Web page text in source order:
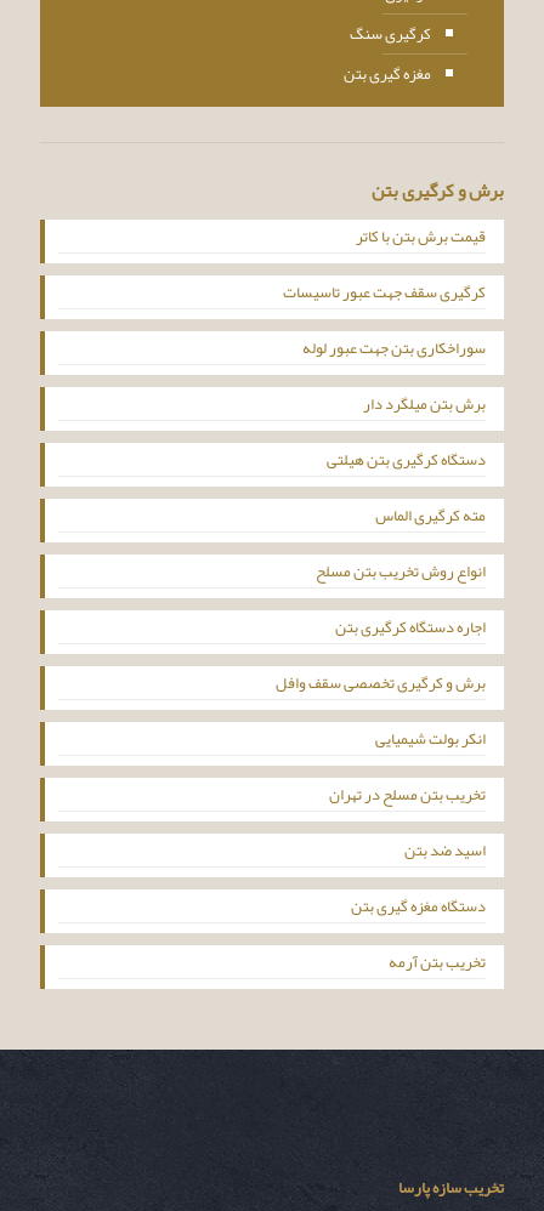
کرگیری سنگ
مغزه گیری بتن
برش و کرگیری بتن
قیمت برش بتن با کاتر
کرگیری سقف جهت عبور تاسیسات
سوراخکاری بتن جهت عبور لوله
برش بتن میلگرد دار
دستگاه کرگیری بتن هیلتی
مته کرگیری الماس
انواع روش تخریب بتن مسلح
اجاره دستگاه کرگیری بتن
برش و کرگیری تخصصی سقف وافل
انکر بولت شیمیایی
تخریب بتن مسلح در تهران
اسید ضد بتن
دستگاه مغزه گیری بتن
تخریب بتن آرمه
تخریب سازه پارسا